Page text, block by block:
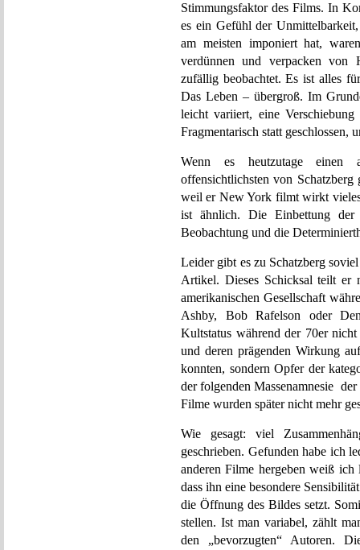
Stimmungsfaktor des Films. In
es ein Gefühl der
am meisten imponiert hat,
verdünnen und verpacken von
zufällig beobachtet. Es ist alles
Das Leben – übergroß. Im
leicht variiert, eine
Fragmentarisch statt geschlossen,
Wenn es heutzutage einen
offensichtlichsten von
weil er New York filmt wirkt
ist ähnlich. Die Einbettung
Beobachtung und die
Leider gibt es zu Schatzberg
Artikel. Dieses Schicksal teilt er
amerikanischen Gesellschaft
Ashby, Bob Rafelson oder
Kultstatus während der 70er
und deren prägenden Wirkung
konnten, sondern Opfer der
der folgenden Massenamnesie
Filme wurden später nicht mehr
Wie gesagt: viel
geschrieben. Gefunden habe ich
anderen Filme hergeben weiß
dass ihn eine besondere
die Öffnung des Bildes setzt.
stellen. Ist man variabel, zählt
den „bevorzugten“ Autoren.